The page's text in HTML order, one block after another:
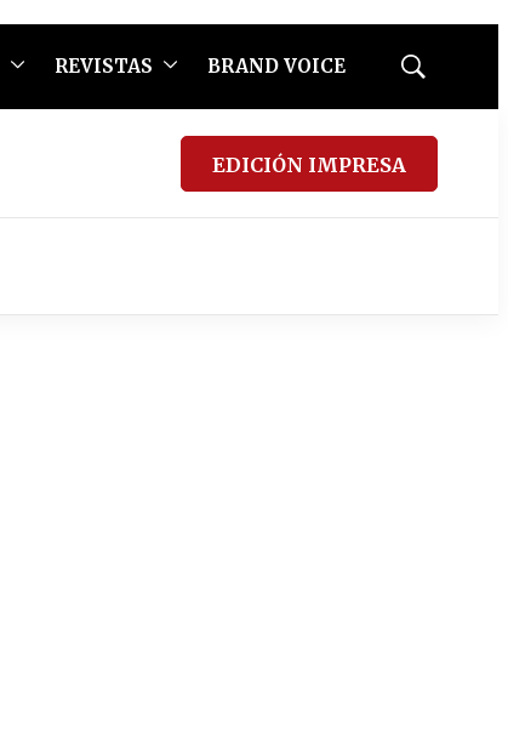
REVISTAS BRAND VOICE
Mostrar
EDICIÓN IMPRESA